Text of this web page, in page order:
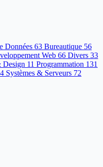
Données 63 Bureautique 56
Web 66 Divers 33
Design 11 Programmation 131
Systèmes & Serveurs 72